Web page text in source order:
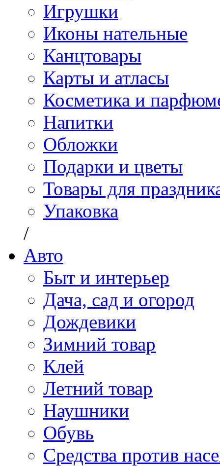
Игрушки
Иконы нательные
Канцтовары
Карты и атласы
Косметика и
Напитки
Обложки
Подарки и цветы
Товары для
Упаковка
/
Авто
Быт и интерьер
Дача, сад и огород
Дождевики
Зимний товар
Клей
Летний товар
Наушники
Обувь
Средства против